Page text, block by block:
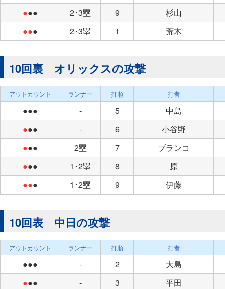
●●● 2･3塁 9
杉山
●●● 2･3塁 1 荒木
10回裏 オリックスの攻撃
アウトカウント ランナー 打順 打者
●●● - 5
中島
●●● - 6
小谷野
●●● 2塁 7
ブランコ
●●● 1･2塁 8
原
●●● 1･2塁 9 伊藤
10回表 中日の攻撃
アウトカウント ランナー 打順 打者
●●● - 2
大島
●●● - 3
平田